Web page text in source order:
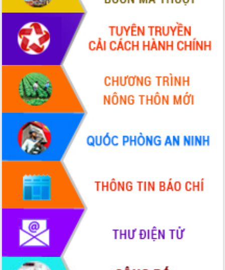
hiện nhiệm vụ quản lý tài sản công
hàng tuần
Tháo gỡ những vướng mắc, đẩy mạnh
công tác cải cách thủ tục hành chính
tại Trung tâm Phục vụ hành chính
Đắk Lắk: Tôn vinh 46 giải pháp tại Hội
thi Sáng tạo Kỹ thuật 2024 - 2025
Đắk Lắk rà soát, điều chỉnh Đề án 190
về phát triển nuôi trồng thủy sản
Phó Chủ tịch UBND tỉnh Đắk Lắk
Trương Công Thái kiểm tra thực địa
Dự án cao tốc Khánh Hòa - Buôn Ma
Thuột
Định vị cà phê Việt Nam như một “di
sản sống” trong dòng chảy toàn cầu
Xây dựng nông thôn mới: Nâng cao đời
sống người dân từ những mô hình thiết
Quyết liệt tháo gỡ vướng mắc, đẩy
nhanh tiến độ các dự án trọng điểm
trong Khu kinh tế Nam Phú Yên
Hòn Yến phát triển du lịch gắn với bảo
tồn biển